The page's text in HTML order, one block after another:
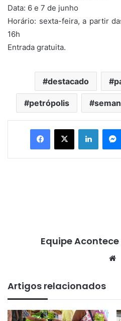
Data: 6 e 7 de junho
Horário: sexta-feira, a partir
16h
Entrada gratuita.
destacado
petrópolis
Equipe
Artigos relacionados